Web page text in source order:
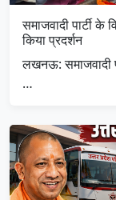
समाजवादी पार्टी के
किया प्रदर्शन
लखनऊ: समाजवादी
…